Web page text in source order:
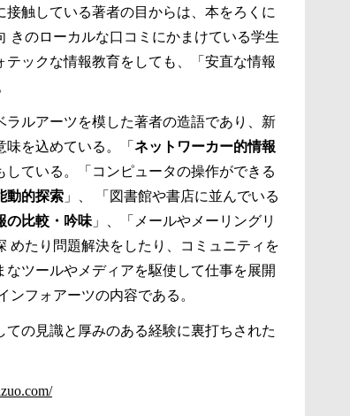
触している著者の目からは、本をろくに
きのローカルな口コミにかまけている学生
テックな情報教育をしても、「安直な情報
ラルアーツを模した著者の造語であり、新
を込めている。「 ネットワーカー的情報
している。「コンピュータの操作ができる
動的探索」、 「図書館や書店に並んでいる
の比較・吟味」、「メールやメーリングリ
めたり問題解決をしたり、コミュニティを
なツールやメディアを駆使して仕事を展開
フォアーツの内容である。
の見識と厚みのある経験に裏打ちされた